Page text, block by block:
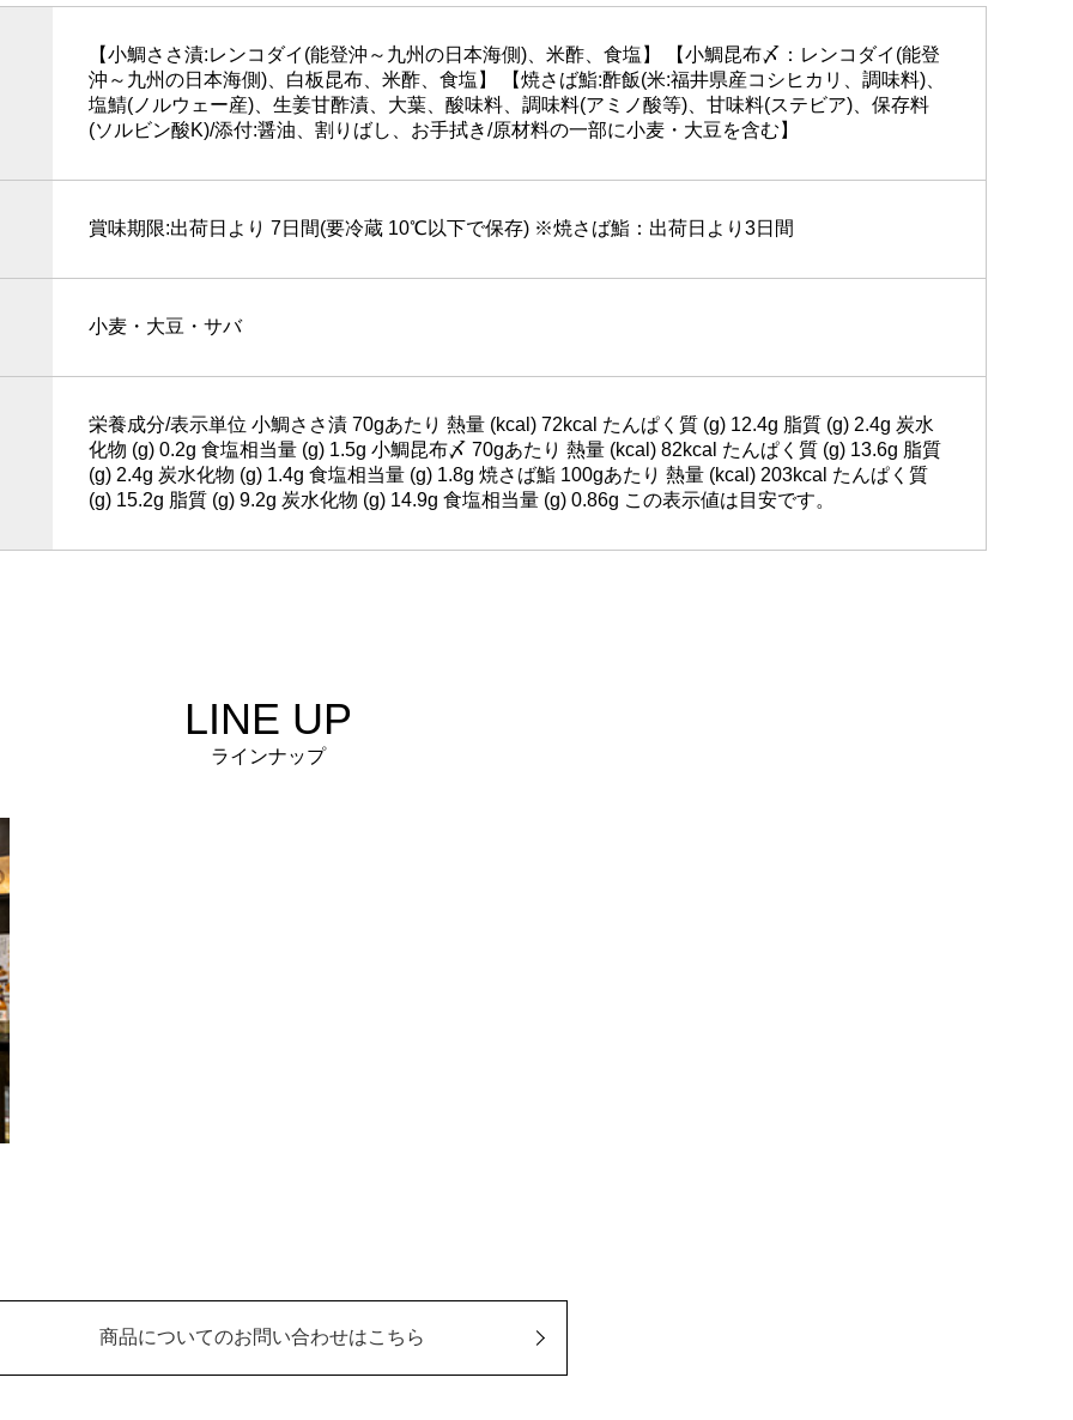
【小鯛ささ漬:レンコダイ(能登沖～九州の日本海側)、米酢、食塩】 【小鯛昆布〆：レンコダイ(能登
沖～九州の日本海側)、白板昆布、米酢、食塩】 【焼さば鮨:酢飯(米:福井県産コシヒカリ、調味料)、
塩鯖(ノルウェー産)、生姜甘酢漬、大葉、酸味料、調味料(アミノ酸等)、甘味料(ステビア)、保存料
(ソルビン酸K)/添付:醤油、割りばし、お手拭き/原材料の一部に小麦・大豆を含む】
賞味期限:出荷日より 7日間(要冷蔵 10℃以下で保存) ※焼さば鮨：出荷日より3日間
小麦・大豆・サバ
栄養成分/表示単位 小鯛ささ漬 70gあたり 熱量 (kcal) 72kcal たんぱく質 (g) 12.4g 脂質 (g) 2.4g 炭水
化物 (g) 0.2g 食塩相当量 (g) 1.5g 小鯛昆布〆 70gあたり 熱量 (kcal) 82kcal たんぱく質 (g) 13.6g 脂質
(g) 2.4g 炭水化物 (g) 1.4g 食塩相当量 (g) 1.8g 焼さば鮨 100gあたり 熱量 (kcal) 203kcal たんぱく質
(g) 15.2g 脂質 (g) 9.2g 炭水化物 (g) 14.9g 食塩相当量 (g) 0.86g この表示値は目安です。
LINE UP
ラインナップ
商品についてのお問い合わせはこちら